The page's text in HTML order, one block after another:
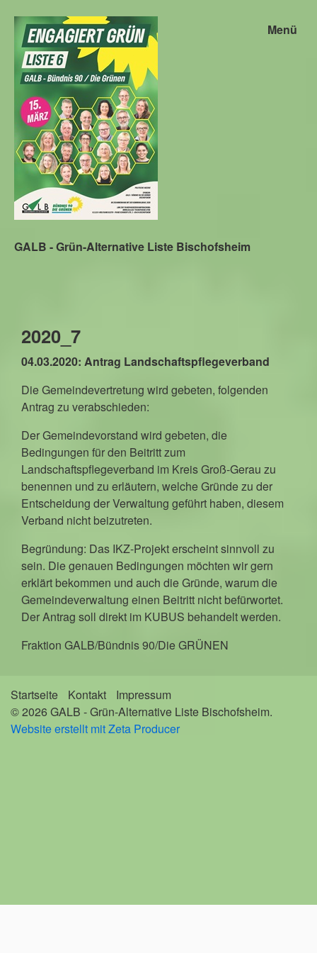
GALB - Grün-Alternative Liste Bischofsheim
Menü
2020_7
04.03.2020: Antrag Landschaftspflegeverband
Die Gemeindevertretung wird gebeten, folgenden
Antrag zu verabschieden:
Der Gemeindevorstand wird gebeten, die
Bedingungen für den Beitritt zum
Landschaftspflegeverband im Kreis Groß-Gerau zu
benennen und zu erläutern, welche Gründe zu der
Entscheidung der Verwaltung geführt haben, diesem
Verband nicht beizutreten.
Begründung: Das IKZ-Projekt erscheint sinnvoll zu
sein. Die genauen Bedingungen möchten wir gern
erklärt bekommen und auch die Gründe, warum die
Gemeindeverwaltung einen Beitritt nicht befürwortet.
Der Antrag soll direkt im KUBUS behandelt werden.
Fraktion GALB/Bündnis 90/Die GRÜNEN
Startseite Kontakt
Impressum
© 2026 GALB - Grün-Alternative Liste Bischofsheim.
Website erstellt mit Zeta Producer